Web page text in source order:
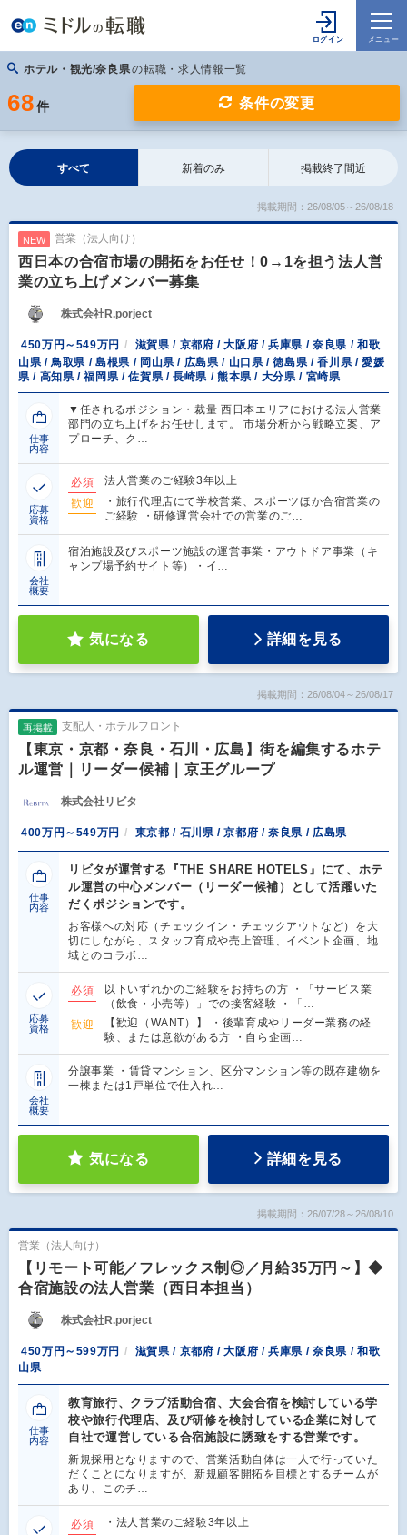
ホテル・観光/奈良県の転職・求人情報一覧
68 件 条件の変更
すべて 新着のみ 掲載終了間近
掲載期間：26/08/05～26/08/18
NEW 営業（法人向け）
西日本の合宿市場の開拓をお任せ！0→1を担う法人営
業の立ち上げメンバー募集
株式会社R.porject
450万円～549万円
滋賀県 / 京都府 / 大阪府 / 兵庫県 / 奈良県 / 和歌
山県 / 鳥取県 / 島根県 / 岡山県 / 広島県 / 山口県 / 徳島県 / 香川県 / 愛媛
県 / 高知県 / 福岡県 / 佐賀県 / 長崎県 / 熊本県 / 大分県 / 宮崎県
仕事
内容
▼任されるポジション・裁量 西日本エリアにおける法人営業
部門の立ち上げをお任せします。 市場分析から戦略立案、ア
プローチ、ク…
応募
資格
必須
法人営業のご経験3年以上
歓迎
・旅行代理店にて学校営業、スポーツほか合宿営業の
ご経験 ・研修運営会社での営業のご…
会社
概要
宿泊施設及びスポーツ施設の運営事業・アウトドア事業（キ
ャンプ場予約サイト等）・イ…
気になる 詳細を見る
掲載期間：26/08/04～26/08/17
再掲載 支配人・ホテルフロント
【東京・京都・奈良・石川・広島】街を編集するホテ
ル運営｜リーダー候補｜京王グループ
株式会社リビタ
400万円～549万円 東京都 / 石川県 / 京都府 / 奈良県 / 広島県
仕事
内容
リビタが運営する『THE SHARE HOTELS』にて、ホテ
ル運営の中心メンバー（リーダー候補）として活躍いた
だくポジションです。
お客様への対応（チェックイン・チェックアウトなど）を大
切にしながら、スタッフ育成や売上管理、イベント企画、地
域とのコラボ…
応募
資格
必須
以下いずれかのご経験をお持ちの方 ・「サービス業
（飲食・小売等）」での接客経験 ・「…
歓迎
【歓迎（WANT）】 ・後輩育成やリーダー業務の経
験、または意欲がある方 ・自ら企画…
会社
概要
分譲事業 ・賃貸マンション、区分マンション等の既存建物を
一棟または1戸単位で仕入れ…
気になる 詳細を見る
掲載期間：26/07/28～26/08/10
営業（法人向け）
【リモート可能／フレックス制◎／月給35万円～】◆
合宿施設の法人営業（西日本担当）
株式会社R.porject
450万円～599万円
滋賀県 / 京都府 / 大阪府 / 兵庫県 / 奈良県 / 和歌
山県
仕事
内容
教育旅行、クラブ活動合宿、大会合宿を検討している学
校や旅行代理店、及び研修を検討している企業に対して
自社で運営している合宿施設に誘致をする営業です。
新規採用となりますので、営業活動自体は一人で行っていた
だくことになりますが、新規顧客開拓を目標とするチームが
あり、このチ…
必須
・法人営業のご経験3年以上